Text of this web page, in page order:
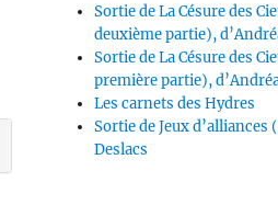
Sortie de La Césure des
deuxième partie),
Sortie de La Césure des
première partie),
Les carnets des Hydres
Sortie de Jeux d’alliances
Deslacs